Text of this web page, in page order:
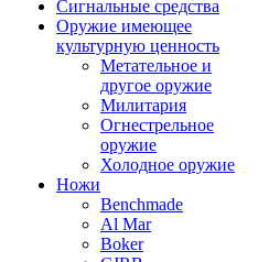
Сигнальные средства
Оружие имеющее
культурную ценность
Метательное и
другое оружие
Милитария
Огнестрельное
оружие
Холодное оружие
Ножи
Benchmade
Al Mar
Boker